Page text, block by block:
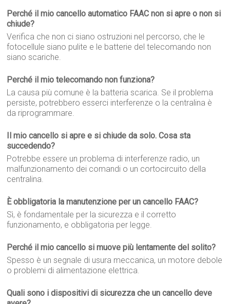
Perché il mio cancello automatico FAAC non si apre o non si
chiude?
Verifica che non ci siano ostruzioni nel percorso, che le
fotocellule siano pulite e le batterie del telecomando non
siano scariche.
Perché il mio telecomando non funziona?
La causa più comune è la batteria scarica. Se il problema
persiste, potrebbero esserci interferenze o la centralina è
da riprogrammare.
Il mio cancello si apre e si chiude da solo. Cosa sta
succedendo?
Potrebbe essere un problema di interferenze radio, un
malfunzionamento dei comandi o un cortocircuito della
centralina.
È obbligatoria la manutenzione per un cancello FAAC?
Sì, è fondamentale per la sicurezza e il corretto
funzionamento, e obbligatoria per legge.
Perché il mio cancello si muove più lentamente del solito?
Spesso è un segnale di usura meccanica, un motore debole
o problemi di alimentazione elettrica.
Quali sono i dispositivi di sicurezza che un cancello deve